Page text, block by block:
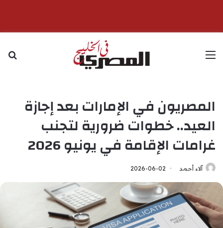
القائمة
المصريون في الإمارات بعد إجازة
العيد.. خطوات ضرورية لتجنب
غرامات الإقامة في يونيو 2026
آلاء أحمد 2026-06-02